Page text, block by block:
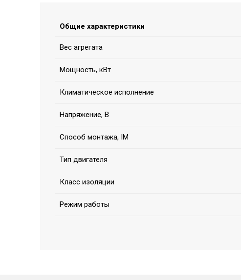
Общие характеристики
Вес агрегата
Мощность, кВт
Климатическое исполнение
Напряжение, В
Способ монтажа, IM
Тип двигателя
Класс изоляции
Режим работы